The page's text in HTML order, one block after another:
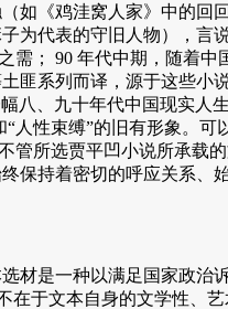
如《鸡洼窝人家》中的回
为代表的守旧人物），言
； 90 年代中期，随着中
匪系列而译，源于这些小
八、九十年代中国现实人
人性束缚”的旧有形象。可
管所选贾平凹小说所承载
保持着密切的呼应关系、
是一种以满足国家政治
于文本自身的文学性、